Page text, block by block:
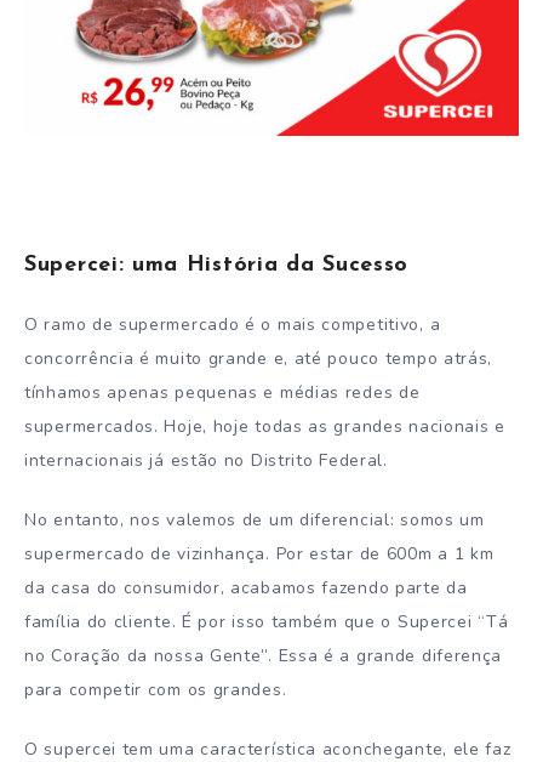
Supercei: uma História da Sucesso
O ramo de supermercado é o mais competitivo, a
concorrência é muito grande e, até pouco tempo atrás,
tínhamos apenas pequenas e médias redes de
supermercados. Hoje, hoje todas as grandes nacionais e
internacionais já estão no Distrito Federal.
No entanto, nos valemos de um diferencial: somos um
supermercado de vizinhança. Por estar de 600m a 1 km
da casa do consumidor, acabamos fazendo parte da
família do cliente. É por isso também que o Supercei “Tá
no Coração da nossa Gente”. Essa é a grande diferença
para competir com os grandes.
O supercei tem uma característica aconchegante, ele faz